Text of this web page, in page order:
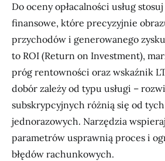
Do oceny opłacalności usług
finansowe, które precyzyjnie
przychodów i generowanego
to ROI (Return on Investment),
próg rentowności oraz wskaźnik
dobór zależy od typu usługi –
subskrypcyjnych różnią się od
jednorazowych. Narzędzia
parametrów usprawnią proces i
błędów rachunkowych.